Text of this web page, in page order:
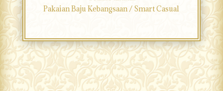
Pakaian Baju Kebangsaan / Smart Casual